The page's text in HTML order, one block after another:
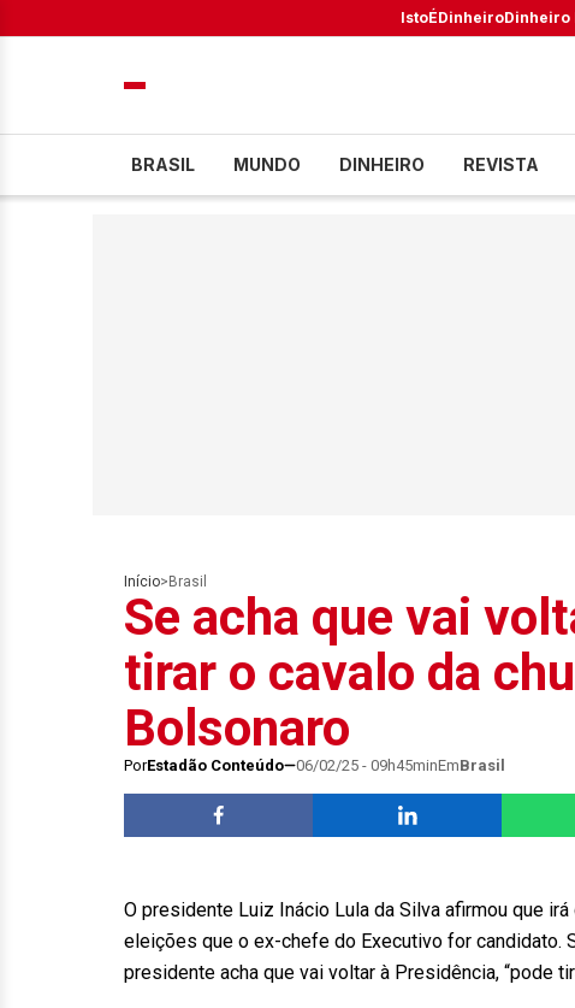
IstoÉDinheiroDinheiro
BRASIL MUNDO DINHEIRO REVISTA
Início> Brasil
Se acha que vai
tirar o cavalo da
Bolsonaro
PorEstadão Conteúdo 06/02/25 - 09h45minEmBrasil
O presidente Luiz Inácio Lula da Silva afirmou que
eleições que o ex-chefe do Executivo for candidato.
presidente acha que vai voltar à Presidência, “pode